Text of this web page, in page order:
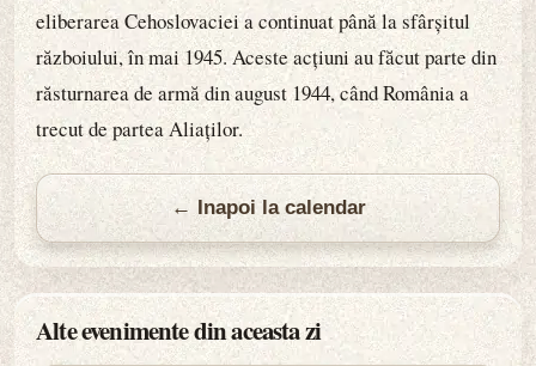
eliberarea Cehoslovaciei a continuat până la sfârșitul
războiului, în mai 1945. Aceste acțiuni au făcut parte din
răsturnarea de armă din august 1944, când România a
trecut de partea Aliaților.
← Inapoi la calendar
Alte evenimente din aceasta zi